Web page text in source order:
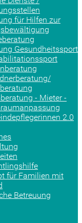
für Hilfen zur
Gesundheitssport
- Mieter -
2.0
für Familien mit
Betreuung